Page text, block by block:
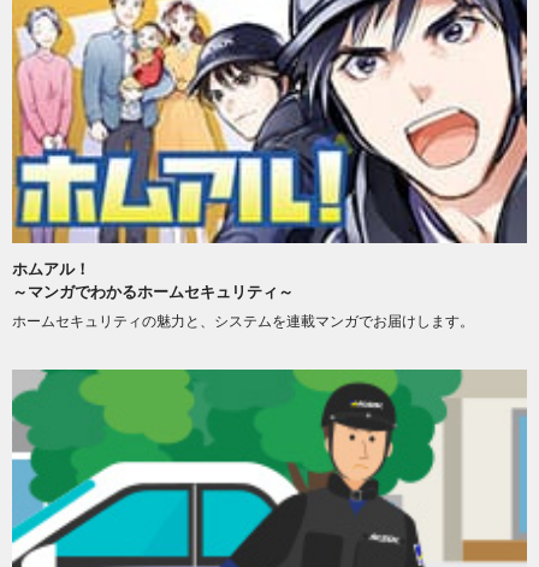
ホムアル！
～マンガでわかるホームセキュリティ～
ホームセキュリティの魅力と、システムを連載マンガでお届けします。